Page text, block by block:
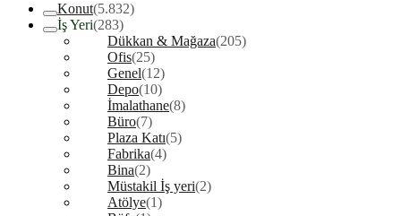
Konut(5.832)
İş Yeri(283)
Dükkan & Mağaza(205)
Ofis(25)
Genel(12)
Depo(10)
İmalathane(8)
Büro(7)
Plaza Katı(5)
Fabrika(4)
Bina(2)
Müstakil İş yeri(2)
Atölye(1)